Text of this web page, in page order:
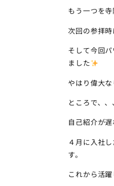
もう一つを
次回の参拝
そして今回
ました
やはり偉大
ところで、、
自己紹介が
４月に入社
す。
これから活